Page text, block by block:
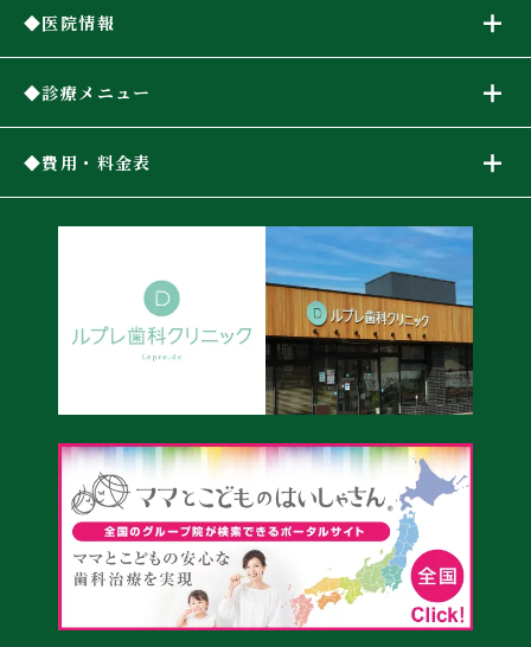
医院情報
診療メニュー
費用・料金表